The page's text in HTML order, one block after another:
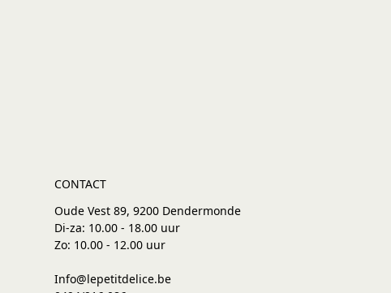
CONTACT
Oude Vest 89, 9200 Dendermonde
Di-za: 10.00 - 18.00 uur
Zo: 10.00 - 12.00 uur
Info@lepetitdelice.be